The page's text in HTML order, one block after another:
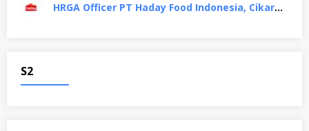
HRGA Officer PT Haday Food Indonesia, Cikarang
S2